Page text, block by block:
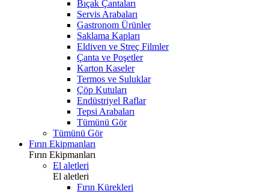
Bıçak Çantaları
Servis Arabaları
Gastronom Ürünler
Saklama Kapları
Eldiven ve Streç Filmler
Çanta ve Poşetler
Karton Kaseler
Termos ve Suluklar
Çöp Kutuları
Endüstriyel Raflar
Tepsi Arabaları
Tümünü Gör
Tümünü Gör
Fırın Ekipmanları
Fırın Ekipmanları
El aletleri
El aletleri
Fırın Kürekleri